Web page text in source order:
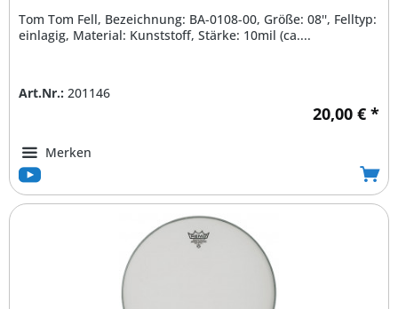
Tom Tom Fell, Bezeichnung: BA-0108-00, Größe: 08'', Felltyp:
einlagig, Material: Kunststoff, Stärke: 10mil (ca....
Art.Nr.: 201146
20,00 € *
Merken